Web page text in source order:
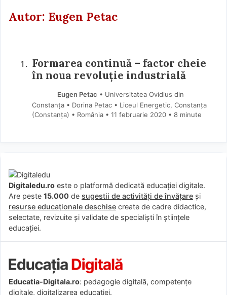
Autor: Eugen Petac
Formarea continuă – factor cheie
în noua revoluție industrială
Eugen Petac • Universitatea Ovidius din
Constanța • Dorina Petac • Liceul Energetic, Constanța
(Constanţa) • România
11 februarie 2020 • 8 minute
Digitaledu.ro este o platformă dedicată educației digitale.
Are peste 15.000 de sugestii de activități de învățare și
resurse educaționale deschise create de cadre didactice,
selectate, revizuite și validate de specialiști în științele
educației.
Educatia-Digitala.ro: pedagogie digitală, competențe
digitale, digitalizarea educației.